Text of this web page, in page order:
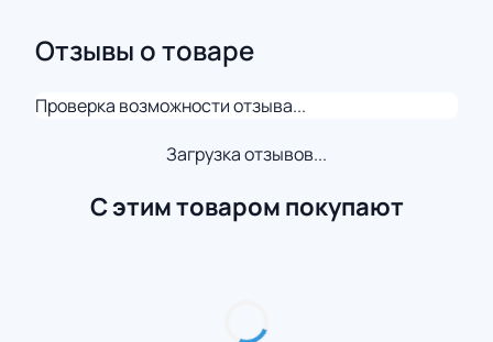
Отзывы о товаре
Проверка возможности отзыва...
Загрузка отзывов...
С этим товаром покупают